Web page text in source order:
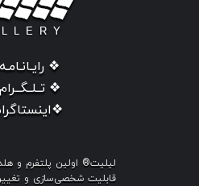
❖
❖
لیلیت® اولین پلتفرم و
قابلیت شخصی‌سازی و تغییر